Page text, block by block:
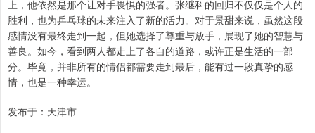
上，他依然是那个让对手畏惧的强者。张继科的回归不仅仅是个人的
胜利，也为乒乓球的未来注入了新的活力。对于景甜来说，虽然这段
感情没有最终走到一起，但她选择了尊重与放手，展现了她的智慧与
善良。如今，看到两人都走上了各自的道路，或许正是生活的一部
分。毕竟，并非所有的情侣都需要走到最后，能有过一段真挚的感
情，也是一种幸运。
发布于：天津市